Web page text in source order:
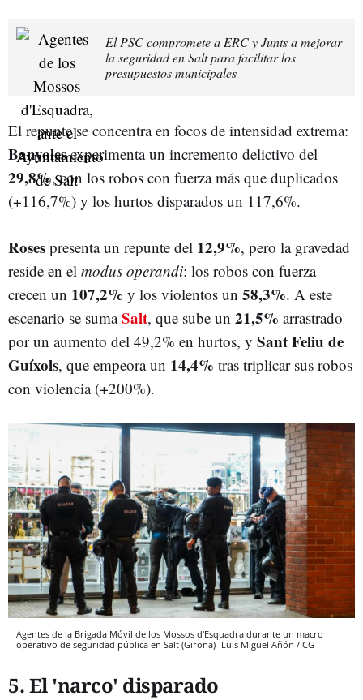
El PSC compromete a ERC y Junts a mejorar
la seguridad en Salt para facilitar los
presupuestos municipales
El repunte se concentra en focos de intensidad extrema:
Banyolesexperimenta un incremento delictivo del
29,8%, con los robos con fuerza más que duplicados
(+116,7%) y los hurtos disparados un 117,6%.
Roses presenta un repunte del 12,9%, pero la gravedad
reside en el modus operandi: los robos con fuerza
crecen un 107,2% y los violentos un 58,3%. A este
escenario se sumaSalt, que sube un 21,5% arrastrado
por un aumento del 49,2% en hurtos, y Sant Feliu de
Guíxols, que empeora un 14,4% tras triplicar sus robos
con violencia (+200%).
Agentes de la Brigada Móvil de los Mossos d'Esquadra durante un macro
operativo de seguridad pública en Salt (Girona) Luis Miguel Añón / CG
5. El 'narco' disparado